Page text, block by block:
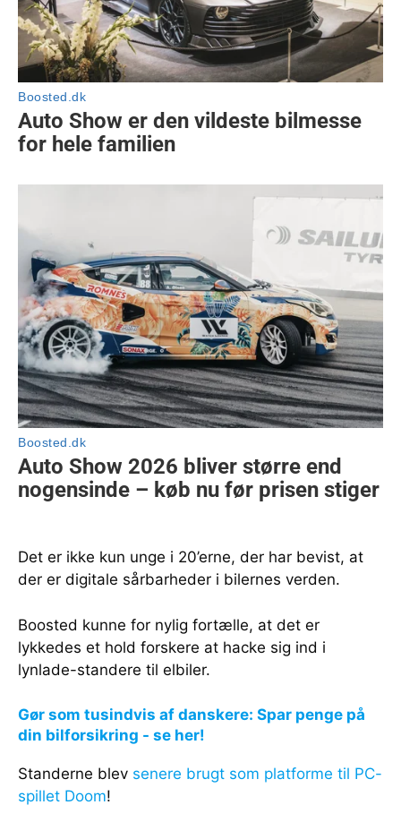
Det er ikke kun unge i 20’erne, der har bevist, at
der er digitale sårbarheder i bilernes verden.
Boosted kunne for nylig fortælle, at det er
lykkedes et hold forskere at hacke sig ind i
lynlade-standere til elbiler.
Gør som tusindvis af danskere: Spar penge på
din bilforsikring - se her!
Standerne blev senere brugt som platforme til PC-
spillet Doom!